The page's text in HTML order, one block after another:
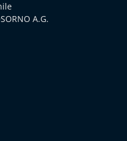
A.G.